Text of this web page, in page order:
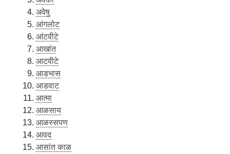
अवेषु
आंगलोट
आंटवीटे
आखांत
आटवीटे
आडभास
आडवाट
आत्मा
आळसाय
आळस्सपण
आवद
आसांत काळ